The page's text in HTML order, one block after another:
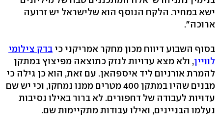
ישא במחיר. הלקח הנוסף הוא שלישראל יש זרועה
ארוכה".
בסוף השבוע דיווח מכון מחקר אמריקני כי בדק צילומי
לוויין, ולא מצא עדויות לנזק כתוצאה מפיצוץ במתקן
להמרת אורניום ליד איספהאן. עם זאת, הוא כן גילה כי
מבנים שהיו במתקן 400 מטרים ממנו נמחקו, וכי יש שם
עדויות לעבודה של דחפורים. לא ברור באילו נסיבות
נעלמו הבניינים, ואילו עבודות מתקיימות שם.